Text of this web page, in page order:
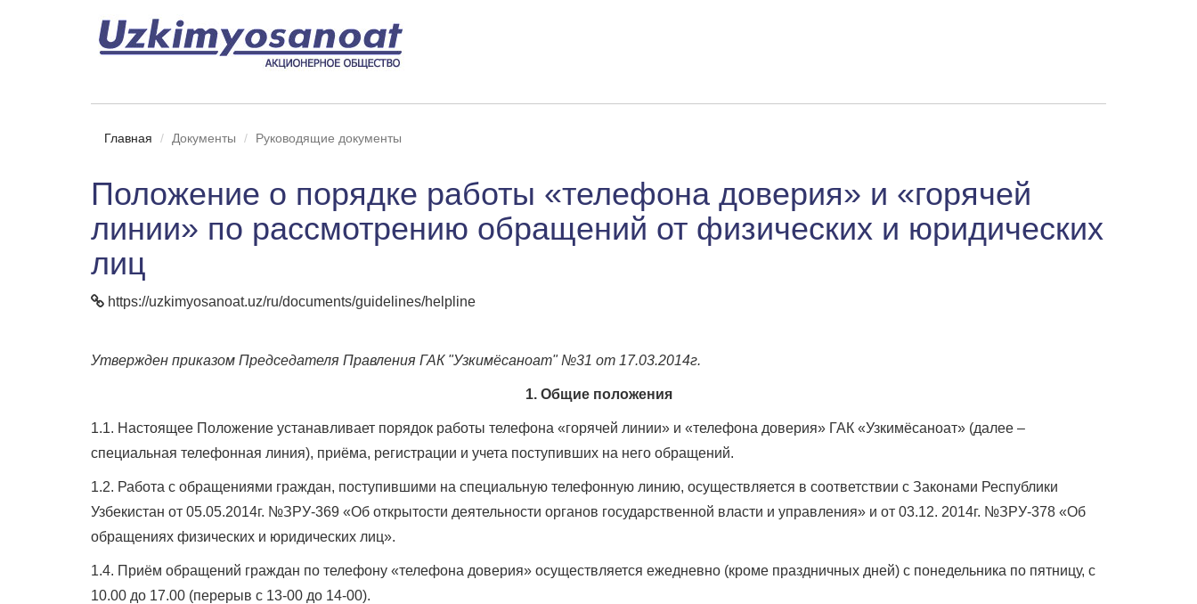
Главная Документы Руководящие документы
Положение о порядке работы «телефона доверия» и «горячей
линии» по рассмотрению обращений от физических и юридических
лиц
https://uzkimyosanoat.uz/ru/documents/guidelines/helpline
Утвержден приказом Председателя Правления ГАК "Узкимёсаноат" №31 от 17.03.2014г.
1. Общие положения
1.1. Настоящее Положение устанавливает порядок работы телефона «горячей линии» и «телефона доверия» ГАК «Узкимёсаноат» (далее –
специальная телефонная линия), приёма, регистрации и учета поступивших на него обращений.
1.2. Работа с обращениями граждан, поступившими на специальную телефонную линию, осуществляется в соответствии с Законами Республики
Узбекистан от 05.05.2014г. №ЗРУ-369 «Об открытости деятельности органов государственной власти и управления» и от 03.12. 2014г. №ЗРУ-378 «Об
обращениях физических и юридических лиц».
1.4. Приём обращений граждан по телефону «телефона доверия» осуществляется ежедневно (кроме праздничных дней) с понедельника по пятницу, с
10.00 до 17.00 (перерыв с 13-00 до 14-00).